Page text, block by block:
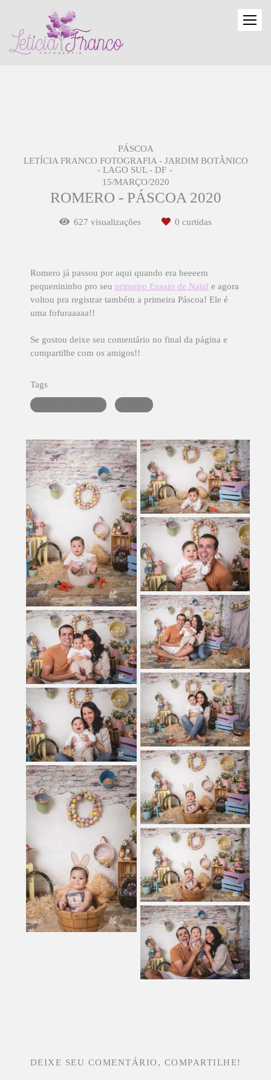
PÁSCOA
LETÍCIA FRANCO FOTOGRAFIA - JARDIM BOTÂNICO
- LAGO SUL - DF
15/MARÇO/2020
ROMERO - PÁSCOA 2020
627 visualizações 0 curtidas
Romero já passou por aqui quando era beeeem
pequenininho pro seu primeiro Ensaio de Natal e agora
voltou pra registrar também a primeira Páscoa! Ele é
uma fofuraaaaa!!
Se gostou deixe seu comentário no final da página e
compartilhe com os amigos!!
Tags
DEIXE SEU COMENTÁRIO, COMPARTILHE!